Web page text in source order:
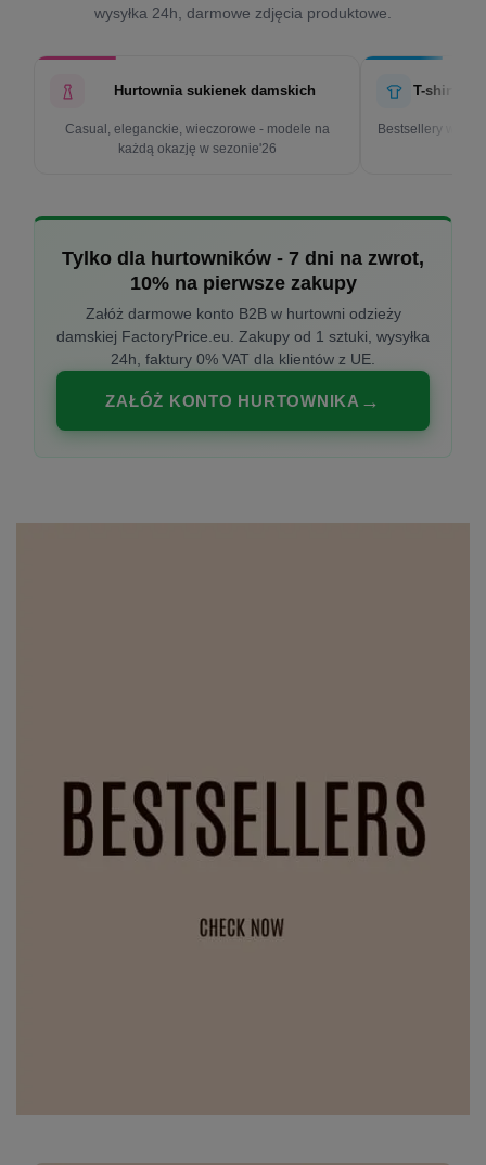
wysyłka 24h, darmowe zdjęcia produktowe.
Hurtownia sukienek damskich
Casual, eleganckie, wieczorowe - modele na
każdą okazję w sezonie'26
T-shirty
Bestsellery w
Tylko dla hurtowników - 7 dni na zwrot,
10% na pierwsze zakupy
Załóż darmowe konto B2B w hurtowni odzieży
damskiej FactoryPrice.eu. Zakupy od 1 sztuki, wysyłka
24h, faktury 0% VAT dla klientów z UE.
ZAŁÓŻ KONTO HURTOWNIKA